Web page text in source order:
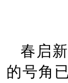
春启
的号角